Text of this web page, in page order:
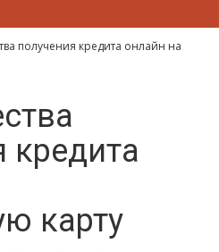
получения кредита онлайн на
кредита
карту